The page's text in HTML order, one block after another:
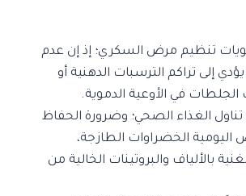
تنظيم مرض السكري؛ إذ إن عدم
إلى تراكم الترسبات الدهنية أو
في الأوعية الدموية.
الغذاء الصحي؛ وضرورة الحفاظ
الخضراوات الطازجة،
بالألياف والبروتينات الخالية من